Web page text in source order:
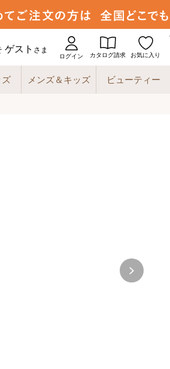
ゲスト さま
ログイン カタログ請求 お気に入り
ズ メンズ＆キッズ ビューティー